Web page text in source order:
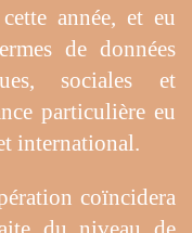
année, et eu
de données
sociales et
particulière eu
international.
coïncidera